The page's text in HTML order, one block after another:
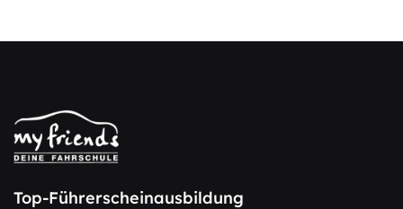
Top-Führerscheinausbildung